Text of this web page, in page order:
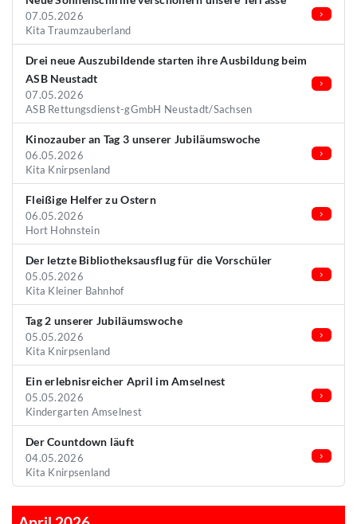
07.05.2026
Kita Traumzauberland
Drei neue Auszubildende starten ihre Ausbildung beim
ASB Neustadt
07.05.2026
ASB Rettungsdienst-gGmbH Neustadt/Sachsen
Kinozauber an Tag 3 unserer Jubiläumswoche
06.05.2026
Kita Knirpsenland
Fleißige Helfer zu Ostern
06.05.2026
Hort Hohnstein
Der letzte Bibliotheksausflug für die Vorschüler
05.05.2026
Kita Kleiner Bahnhof
Tag 2 unserer Jubiläumswoche
05.05.2026
Kita Knirpsenland
Ein erlebnisreicher April im Amselnest
05.05.2026
Kindergarten Amselnest
Der Countdown läuft
04.05.2026
Kita Knirpsenland